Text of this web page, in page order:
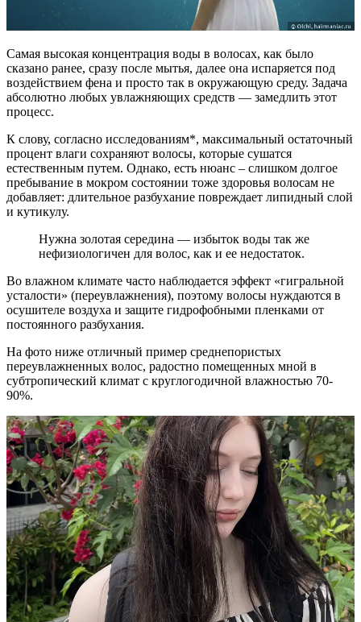
Самая высокая концентрация воды в волосах, как было
сказано ранее, сразу после мытья, далее она испаряется под
воздействием фена и просто так в окружающую среду. Задача
абсолютно любых увлажняющих средств — замедлить этот
процесс.
К слову, согласно исследованиям*, максимальный остаточный
процент влаги сохраняют волосы, которые сушатся
естественным путем. Однако, есть нюанс – слишком долгое
пребывание в мокром состоянии тоже здоровья волосам не
добавляет: длительное разбухание повреждает липидный слой
и кутикулу.
Нужна золотая середина — избыток воды так же
нефизиологичен для волос, как и ее недостаток.
Во влажном климате часто наблюдается эффект «гигральной
усталости» (переувлажнения), поэтому волосы нуждаются в
осушителе воздуха и защите гидрофобными пленками от
постоянного разбухания.
На фото ниже отличный пример среднепористых
переувлажненных волос, радостно помещенных мной в
субтропический климат с круглогодичной влажностью 70-
90%.